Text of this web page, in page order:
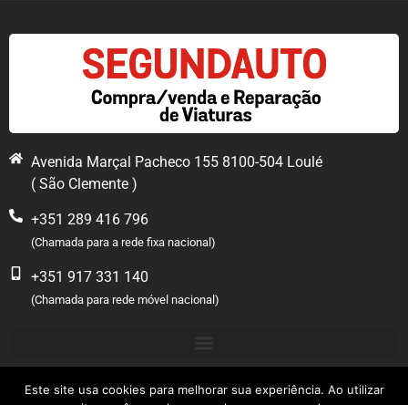
Avenida Marçal Pacheco 155 8100-504 Loulé
( São Clemente )
+351 289 416 796
(Chamada para a rede fixa nacional)
+351 917 331 140
(Chamada para rede móvel nacional)
Este site usa cookies para melhorar sua experiência. Ao utilizar